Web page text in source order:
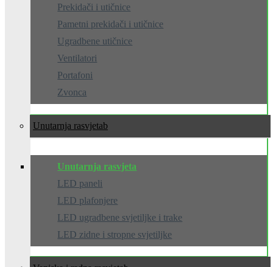
Prekidači i utičnice
Pametni prekidači i utičnice
Ugradbene utičnice
Ventilatori
Portafoni
Zvonca
Unutarnja rasvjeta
Unutarnja rasvjeta
LED paneli
LED plafonjere
LED ugradbene svjetiljke i trake
LED zidne i stropne svjetiljke